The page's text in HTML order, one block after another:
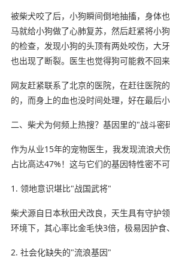
被柴犬咬了后，小狗瞬间倒地抽搐，身体
马就给小狗做了心肺复苏，然后赶紧将小
的检查，发现小狗的头顶有两处咬伤，大
也出现了断裂。医生也觉得狗可能救不回来
网友赶紧联系了北京的医院，在赶往医院
的，而身上的血也没时间处理，好在最后小
二、柴犬为何频上热搜？基因里的"战斗密
作为从业15年的宠物医生，我发现流浪犬
占比高达47%！这与它们的基因特性密不可
1. 领地意识堪比"战国武将"
柴犬源自日本秋田犬改良，天生具有守护
环境下，其心率比金毛快3倍，极易因护食
2. 社会化缺失的"流浪基因"